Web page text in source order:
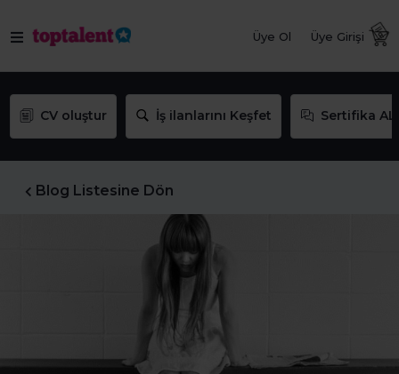
Üye Ol Üye Girişi
CV oluştur İş ilanlarını Keşfet Sertifika AL
Blog Listesine Dön